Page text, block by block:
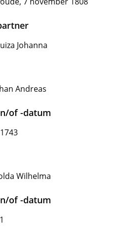
Johanna
Andreas
of -datum
Wilhelma
of -datum